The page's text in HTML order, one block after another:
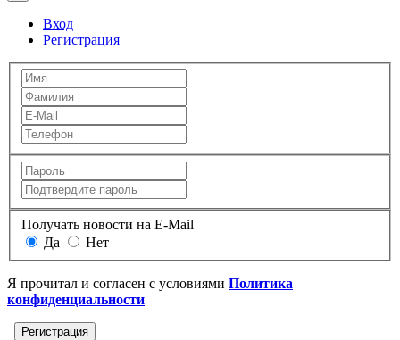
Вход
Регистрация
Получать новости на E-Mail
Да
Нет
Я прочитал и согласен с условиями Политика
конфиденциальности